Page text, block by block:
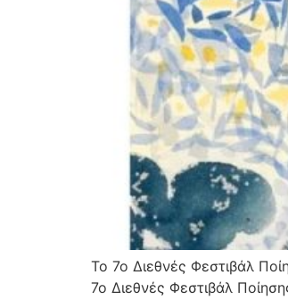
Το 7ο Διεθνές Φεστιβάλ
7ο Διεθνές Φεστιβάλ